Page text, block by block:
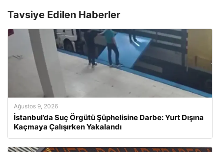
Tavsiye Edilen Haberler
Ağustos 9, 2026
İstanbul’da Suç Örgütü Şüphelisine Darbe: Yurt Dışına
Kaçmaya Çalışırken Yakalandı